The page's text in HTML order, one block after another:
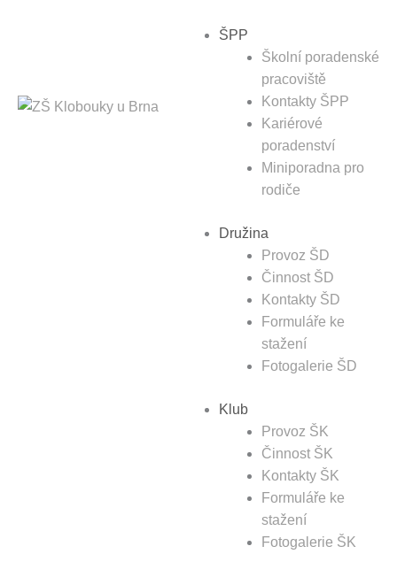
ŠPP
Školní poradenské
pracoviště
Kontakty ŠPP
Kariérové
poradenství
Miniporadna pro
rodiče
Družina
Provoz ŠD
Činnost ŠD
Kontakty ŠD
Formuláře ke
stažení
Fotogalerie ŠD
Klub
Provoz ŠK
Činnost ŠK
Kontakty ŠK
Formuláře ke
stažení
Fotogalerie ŠK